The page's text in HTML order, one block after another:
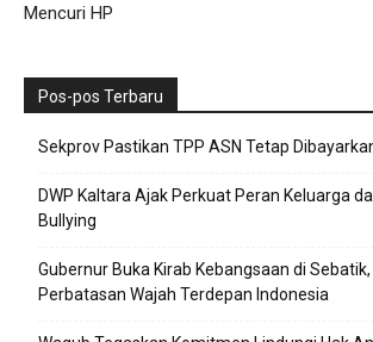
Mencuri HP
Pos-pos Terbaru
Sekprov Pastikan TPP ASN Tetap
DWP Kaltara Ajak Perkuat Peran Keluarga
Bullying
Gubernur Buka Kirab Kebangsaan di
Perbatasan Wajah Terdepan Indonesia